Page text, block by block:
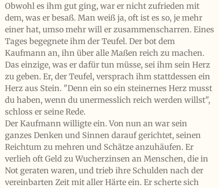
Obwohl es ihm gut ging, war er nicht zufrieden mit
dem, was er besaß. Man weiß ja, oft ist es so, je mehr
einer hat, umso mehr will er zusammenscharren. Eines
Tages begegnete ihm der Teufel. Der bot dem
Kaufmann an, ihn über alle Maßen reich zu machen.
Das einzige, was er dafür tun müsse, sei ihm sein Herz
zu geben. Er, der Teufel, versprach ihm stattdessen ein
Herz aus Stein. "Denn ein so ein steinernes Herz musst
du haben, wenn du unermesslich reich werden willst",
schloss er seine Rede.
Der Kaufmann willigte ein. Von nun an war sein
ganzes Denken und Sinnen darauf gerichtet, seinen
Reichtum zu mehren und Schätze anzuhäufen. Er
verlieh oft Geld zu Wucherzinsen an Menschen, die in
Not geraten waren, und trieb ihre Schulden nach der
vereinbarten Zeit mit aller Härte ein. Er scherte sich